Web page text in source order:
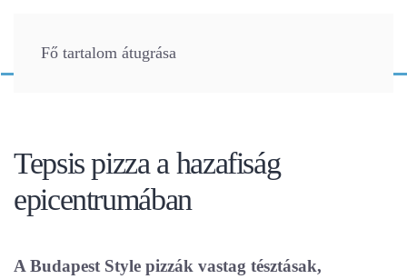
Fő tartalom átugrása
Tepsis pizza a hazafiság
epicentrumában
A Budapest Style pizzák vastag tésztásak,